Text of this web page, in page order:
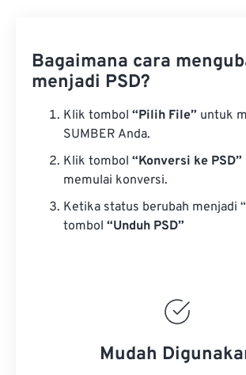
Bagaimana cara
menjadi PSD?
Klik tombol “Pilih File” untuk
SUMBER Anda.
Klik tombol “Konversi ke PSD”
memulai konversi.
Ketika status berubah menjadi
tombol “Unduh PSD”
Mudah